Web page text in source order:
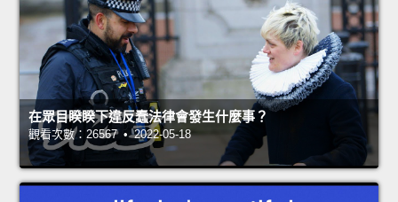
在眾目睽睽下違反蠢法律會發生什麼事？
觀看次數：26567 • 2022-05-18